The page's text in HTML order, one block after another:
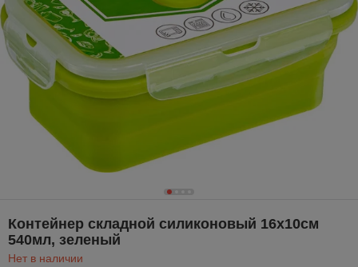
Контейнер складной силиконовый 16х10см
540мл, зеленый
Нет в наличии